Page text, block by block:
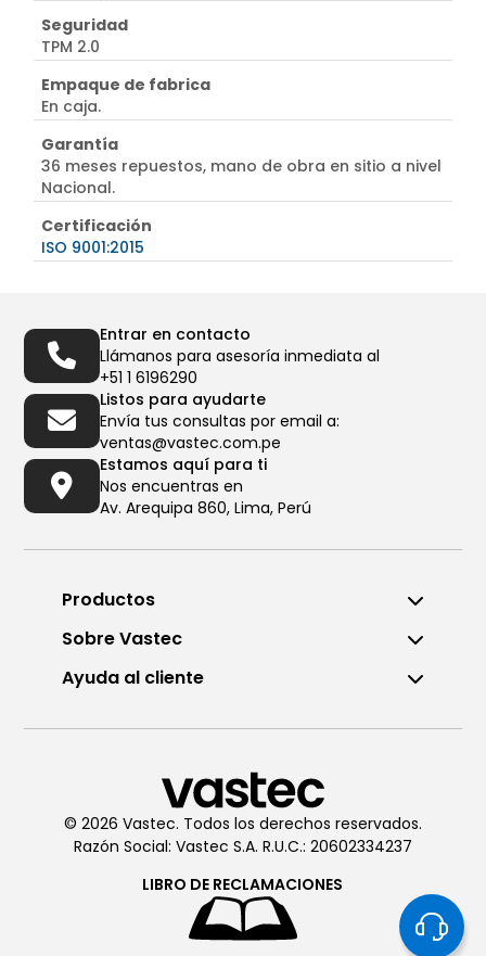
Seguridad
TPM 2.0
Empaque de fabrica
En caja.
Garantía
36 meses repuestos, mano de obra en sitio a nivel
Nacional.
Certificación
ISO 9001:2015
De Lunes a Viernes de 8:00am
a 6:00pm
Chatea conVastec
De Lunes a Viernes de 8:00am
a 6:00pm
Entrar en contacto
Llámanos para asesoría inmediata al
+51 1 6196290
Listos para ayudarte
Envía tus consultas por email a:
ventas@vastec.com.pe
Estamos aquí para ti
Nos encuentras en
Av. Arequipa 860, Lima, Perú
Productos
Sobre Vastec
Ayuda al cliente
© 2026 Vastec. Todos los derechos reservados.
Razón Social: Vastec S.A. R.U.C.: 20602334237
LIBRO DE RECLAMACIONES